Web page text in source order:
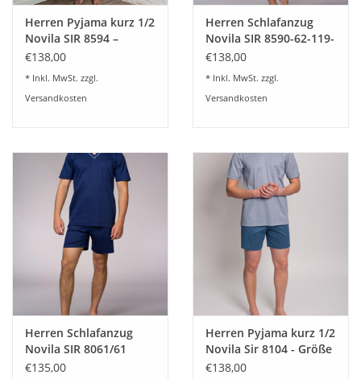
Tisch & Küche
Kinder
Accessoires Spa
Angebote
Info-Service
Geprüfter Webshop
Über uns
Herren Pyjama kurz 1/2
Novila SIR 8594 –
Sommerlicher Komfort
€138,00
* Inkl. MwSt. zzgl.
Versandkosten
Herren Schlafanzug
Novila SIR 8590-62-119-
kurz -bordeaux-(auch
€138,00
* Inkl. MwSt. zzgl.
Versandkosten
Herren Schlafanzug
Novila SIR 8061/61
kurz- marine 304
€135,00
Herren Pyjama kurz 1/2
Novila Sir 8104 - Größe
48-68
€138,00